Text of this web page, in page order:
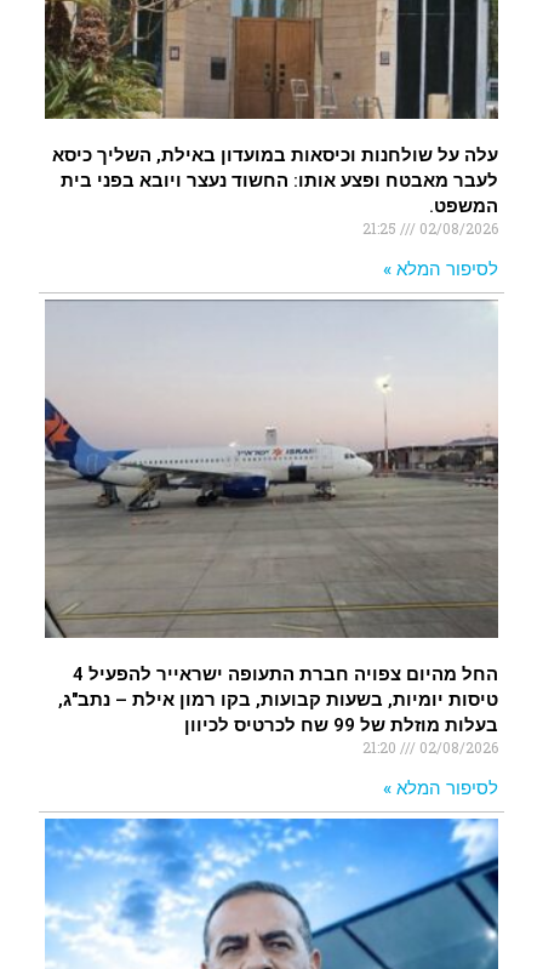
עלה על שולחנות וכיסאות במועדון באילת, השליך כיסא
לעבר מאבטח ופצע אותו: החשוד נעצר ויובא בפני בית
המשפט.
02/08/2026
לסיפור המלא »
החל מהיום צפויה חברת התעופה ישראייר להפעיל 4
טיסות יומיות, בשעות קבועות, בקו רמון אילת – נתב"ג,
בעלות מוזלת של 99 שח לכרטיס לכיוון
02/08/2026
לסיפור המלא »